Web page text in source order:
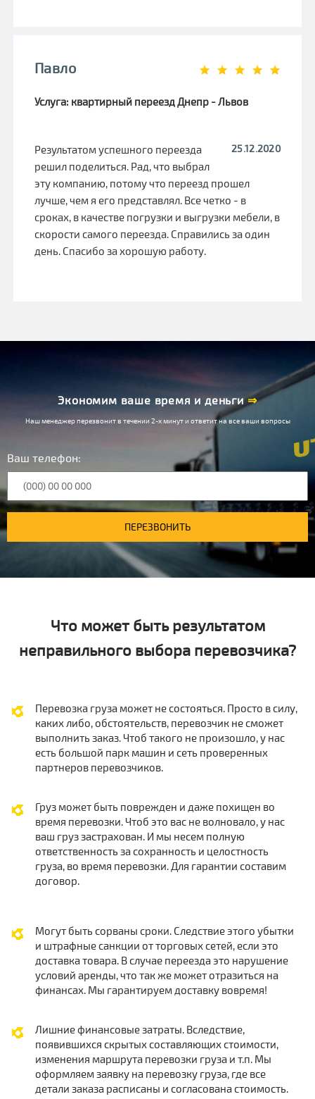
Павло
Услуга: квартирный переезд Днепр - Львов
25.12.2020
Результатом успешного переезда
решил поделиться. Рад, что выбрал
эту компанию, потому что переезд прошел
лучше, чем я его представлял. Все четко - в
сроках, в качестве погрузки и выгрузки мебели, в
скорости самого переезда. Справились за один
день. Спасибо за хорошую работу.
Экономим ваше время и деньги⇒
Наш менеджер перезвонит в течении 2-х минут и ответит на все ваши вопросы
Ваш телефон:
ПЕРЕЗВОНИТЬ
Что может быть результатом
неправильного выбора перевозчика?
Перевозка груза может не состояться. Просто в силу,
каких либо, обстоятельств, перевозчик не сможет
выполнить заказ. Чтоб такого не произошло, у нас
есть большой парк машин и сеть проверенных
партнеров перевозчиков.
Груз может быть поврежден и даже похищен во
время перевозки. Чтоб это вас не волновало, у нас
ваш груз застрахован. И мы несем полную
ответственность за сохранность и целостность
груза, во время перевозки. Для гарантии составим
договор.
Могут быть сорваны сроки. Следствие этого убытки
и штрафные санкции от торговых сетей, если это
доставка товара. В случае переезда это нарушение
условий аренды, что так же может отразиться на
финансах. Мы гарантируем доставку вовремя!
Лишние финансовые затраты. Вследствие,
появившихся скрытых составляющих стоимости,
изменения маршрута перевозки груза и т.п. Мы
оформляем заявку на перевозку груза, где все
детали заказа расписаны и согласована стоимость.